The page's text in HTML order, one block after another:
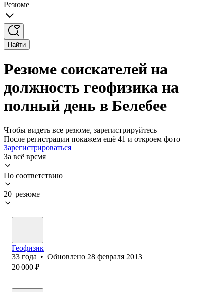
Резюме
Найти
Резюме соискателей на
должность геофизика на
полный день в Белебее
Чтобы видеть все резюме, зарегистрируйтесь
После регистрации покажем ещё 41 и откроем фото
Зарегистрироваться
За всё время
По соответствию
20 резюме
Геофизик
33 года • Обновлено 28 февраля 2013
20 000 ₽